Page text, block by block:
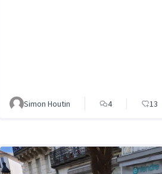
Simon Houtin 4 13